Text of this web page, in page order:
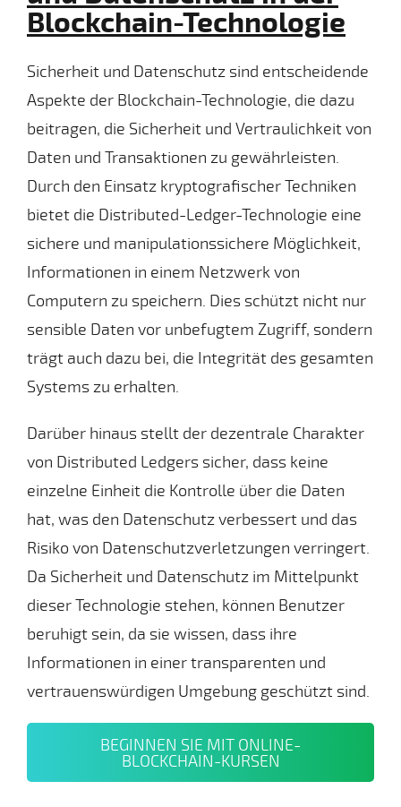
Blockchain-Technologie
Sicherheit und Datenschutz sind entscheidende
Aspekte der Blockchain-Technologie, die dazu
beitragen, die Sicherheit und Vertraulichkeit von
Daten und Transaktionen zu gewährleisten.
Durch den Einsatz kryptografischer Techniken
bietet die Distributed-Ledger-Technologie eine
sichere und manipulationssichere Möglichkeit,
Informationen in einem Netzwerk von
Computern zu speichern. Dies schützt nicht nur
sensible Daten vor unbefugtem Zugriff, sondern
trägt auch dazu bei, die Integrität des gesamten
Systems zu erhalten.
Darüber hinaus stellt der dezentrale Charakter
von Distributed Ledgers sicher, dass keine
einzelne Einheit die Kontrolle über die Daten
hat, was den Datenschutz verbessert und das
Risiko von Datenschutzverletzungen verringert.
Da Sicherheit und Datenschutz im Mittelpunkt
dieser Technologie stehen, können Benutzer
beruhigt sein, da sie wissen, dass ihre
Informationen in einer transparenten und
vertrauenswürdigen Umgebung geschützt sind.
BEGINNEN SIE MIT ONLINE-
BLOCKCHAIN-KURSEN